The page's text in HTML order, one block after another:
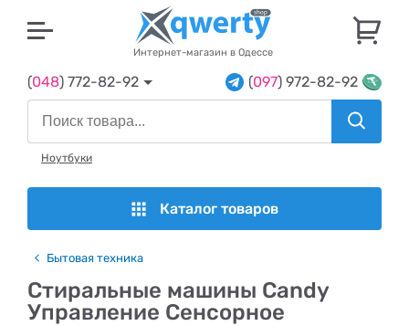
Интернет-магазин в Одессе
(048) 772-82-92 (097) 972-82-92
Ноутбуки
Каталог товаров
Бытовая техника
Стиральные машины Candy
Управление Сенсорное